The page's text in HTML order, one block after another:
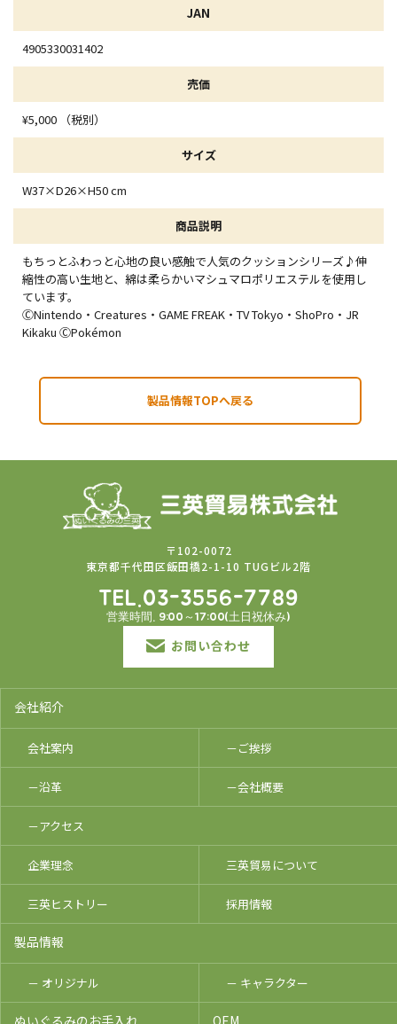
JAN
4905330031402
売価
¥5,000 （税別）
サイズ
W37×D26×H50 cm
商品説明
もちっとふわっと心地の良い感触で人気のクッションシリーズ♪伸
縮性の高い生地と、綿は柔らかいマシュマロポリエステルを使用し
ています。
ⒸNintendo・Creatures・GAME FREAK・TV Tokyo・ShoPro・JR
Kikaku ⒸPokémon
製品情報TOPへ戻る
〒102-0072
東京都千代田区飯田橋2-1-10 TUGビル2階
TEL.03-3556-7789
営業時間. 9:00～17:00(土日祝休み)
お問い合わせ
会社紹介
会社案内 －ご挨拶
－沿革 －会社概要
－アクセス
企業理念 三英貿易について
三英ヒストリー 採用情報
製品情報
－ オリジナル － キャラクター